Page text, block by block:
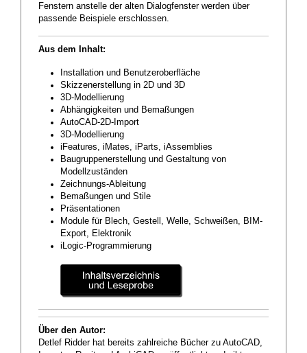
Fenstern anstelle der alten Dialogfenster werden über
passende Beispiele erschlossen.
Aus dem Inhalt:
Installation und Benutzeroberfläche
Skizzenerstellung in 2D und 3D
3D-Modellierung
Abhängigkeiten und Bemaßungen
AutoCAD-2D-Import
3D-Modellierung
iFeatures, iMates, iParts, iAssemblies
Baugruppenerstellung und Gestaltung von
Modellzuständen
Zeichnungs-Ableitung
Bemaßungen und Stile
Präsentationen
Module für Blech, Gestell, Welle, Schweißen, BIM-
Export, Elektronik
iLogic-Programmierung
Über den Autor:
Detlef Ridder hat bereits zahlreiche Bücher zu AutoCAD,